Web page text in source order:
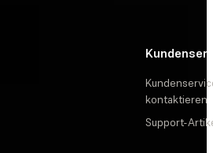
kontaktieren
Support-